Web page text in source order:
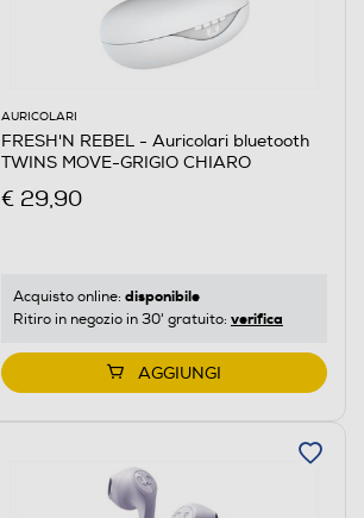
AURICOLARI
FRESH'N REBEL - Auricolari bluetooth
TWINS MOVE-GRIGIO CHIARO
€ 29,90
Acquisto online: disponibile
Ritiro in negozio in 30' gratuito: verifica
AGGIUNGI